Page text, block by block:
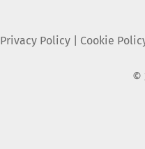
Privacy Policy| Cookie
©